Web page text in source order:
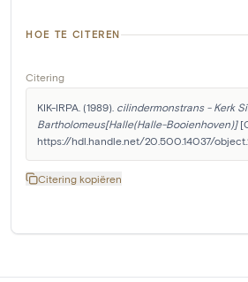
HOE TE CITEREN
Citering
KIK-IRPA. (1989). cilindermonstrans - Kerk
Bartholomeus[Halle(Halle-Booienhoven)]
https://hdl.handle.net/20.500.14037/
Citering kopiëren